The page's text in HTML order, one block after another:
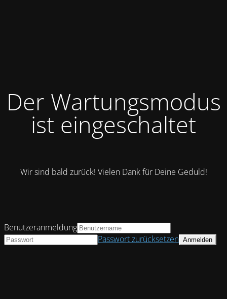
Der Wartungsmodus
ist eingeschaltet
Wir sind bald zurück! Vielen Dank für Deine Geduld!
Benutzeranmeldung
Passwort zurücksetzen